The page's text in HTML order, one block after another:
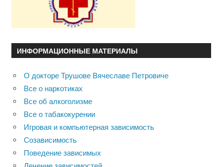
ИНФОРМАЦИОННЫЕ МАТЕРИАЛЫ
О докторе Трушове Вячеславе Петровиче
Все о наркотиках
Все об алкоголизме
Все о табакокурении
Игровая и компьютерная зависимость
Созависимость
Поведение зависимых